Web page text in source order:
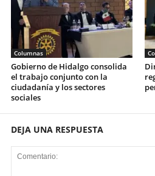
Columnas
Gobierno de Hidalgo consolida
el trabajo conjunto con la
ciudadanía y los sectores
sociales
DEJA UNA RESPUESTA